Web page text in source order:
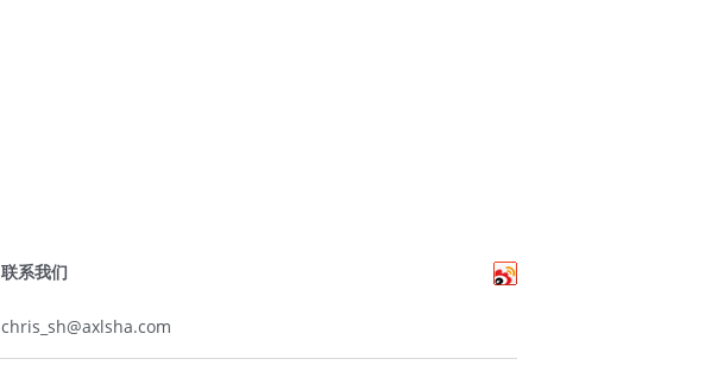
联系我们
chris_sh@axlsha.com